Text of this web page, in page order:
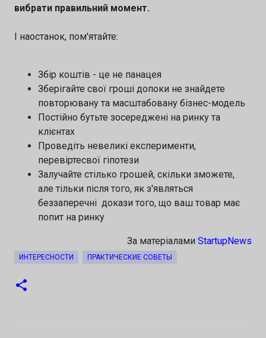
вибрати правильний момент.
І наостанок, пом'ятайте:
Збір коштів - це не панацея
Зберігайте свої гроші допоки не знайдете
повторювану та масштабовану бізнес-модель
Постійно бутьте зосереджені на ринку та
клієнтах
Проведіть невеликі експерименти,
перевіртесвої гіпотези
Залучайте стілько грошей, скільки зможете,
але тільки після того, як з'являться
беззаперечні докази того, що ваш товар має
попит на ринку
За матеріалами StartupNews
ИНТЕРЕСНОСТИ ПРАКТИЧЕСКИЕ СОВЕТЫ